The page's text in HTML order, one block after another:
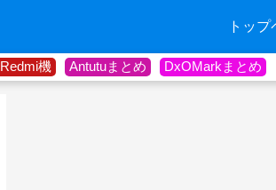
トッ
Redmi機 Antutuまとめ DxOMarkまとめ